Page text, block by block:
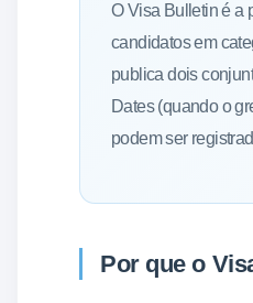
O Visa Bulletin é a
candidatos em
publica dois
Dates (quando o
podem ser
Por que o